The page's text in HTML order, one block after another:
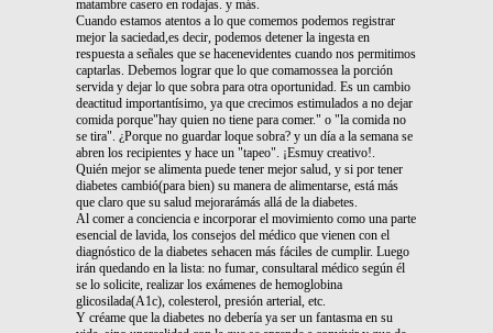
matambre casero en rodajas. y más.
Cuando estamos atentos a lo que comemos podemos registrar
mejor la saciedad,es decir, podemos detener la ingesta en
respuesta a señales que se hacenevidentes cuando nos permitimos
captarlas. Debemos lograr que lo que comamossea la porción
servida y dejar lo que sobra para otra oportunidad. Es un cambio
deactitud importantísimo, ya que crecimos estimulados a no dejar
comida porque"hay quien no tiene para comer." o "la comida no
se tira". ¿Porque no guardar loque sobra? y un día a la semana se
abren los recipientes y hace un "tapeo". ¡Esmuy creativo!.
Quién mejor se alimenta puede tener mejor salud, y si por tener
diabetes cambió(para bien) su manera de alimentarse, está más
que claro que su salud mejorarámás allá de la diabetes.
Al comer a conciencia e incorporar el movimiento como una parte
esencial de lavida, los consejos del médico que vienen con el
diagnóstico de la diabetes sehacen más fáciles de cumplir. Luego
irán quedando en la lista: no fumar, consultaral médico según él
se lo solicite, realizar los exámenes de hemoglobina
glicosilada(A1c), colesterol, presión arterial, etc.
Y créame que la diabetes no debería ya ser un fantasma en su